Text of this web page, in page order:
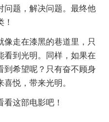
问题，解决问题。最终他
像走在漆黑的巷道里，只
看到光明。同样，如果在
到希望呢？只有奋不顾身
悦，带来光明。
这部电影吧！